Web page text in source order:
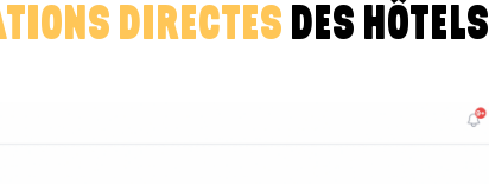
DIRECTES DES HÔTELS